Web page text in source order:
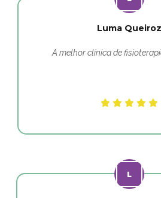
Luma Queiroz
A melhor clínica de